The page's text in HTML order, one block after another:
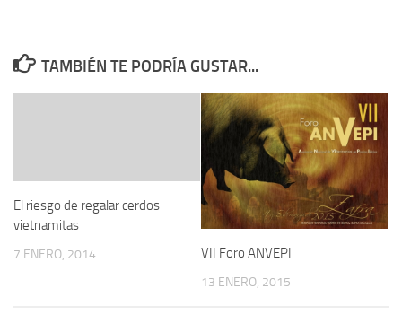
TAMBIÉN TE PODRÍA GUSTAR...
El riesgo de regalar cerdos
vietnamitas
7 ENERO, 2014 VII Foro ANVEPI
13 ENERO, 2015